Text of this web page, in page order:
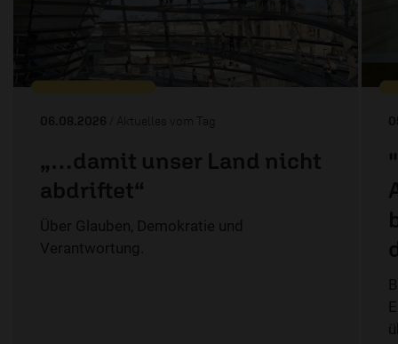
06.08.2026 / Aktuelles vom Tag
„…damit unser Land nicht
abdriftet“
Über Glauben, Demokratie und
Verantwortung.